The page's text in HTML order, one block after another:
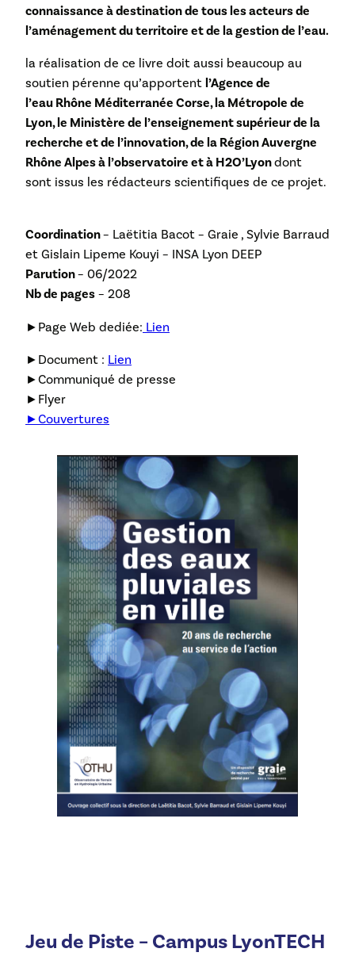
connaissance à destination de tous les acteurs de
l’aménagement du territoire et de la gestion de l’eau.
la réalisation de ce livre doit aussi beaucoup au
soutien pérenne qu’apportent l’Agence de
l’eau Rhône Méditerranée Corse, la Métropole de
Lyon, le Ministère de l’enseignement supérieur de la
recherche et de l’innovation, de la Région Auvergne
Rhône Alpes à l’observatoire et à H2O’Lyondont
sont issus les rédacteurs scientifiques de ce projet.
Coordination– Laëtitia Bacot – Graie , Sylvie Barraud
et Gislain Lipeme Kouyi – INSA Lyon DEEP
Parution– 06/2022
Nb de pages – 208
►Page Web dediée: Lien
►Document : Lien
►Communiqué de presse
►Flyer
►Couvertures
Jeu de Piste – Campus LyonTECH